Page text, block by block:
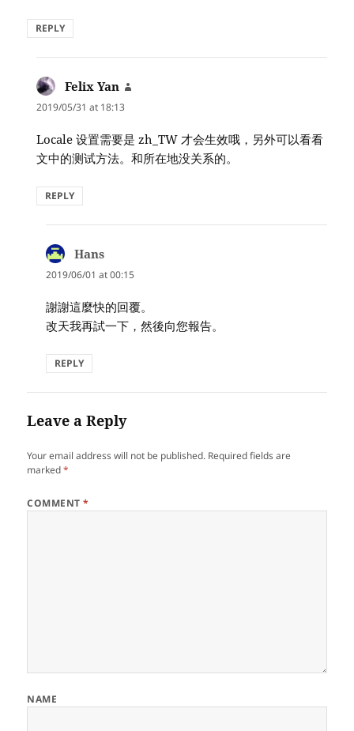
REPLY
Felix Yan
2019/05/31 at 18:13
Locale 设置需要是 zh_TW 才会生效哦，另外可以看看
文中的测试方法。和所在地没关系的。
REPLY
Hans
2019/06/01 at 00:15
謝謝這麼快的回覆。
改天我再試一下，然後向您報告。
REPLY
Leave a Reply
Your email address will not be published. Required fields are
marked*
COMMENT*
NAME